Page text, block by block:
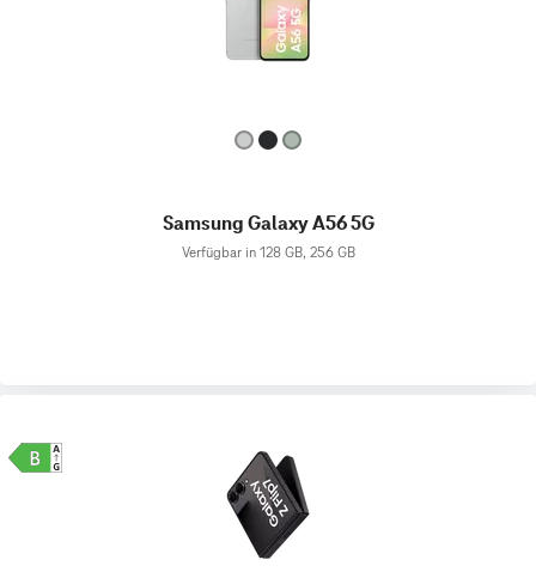
Samsung Galaxy A56 5G
Verfügbar in 128 GB, 256 GB